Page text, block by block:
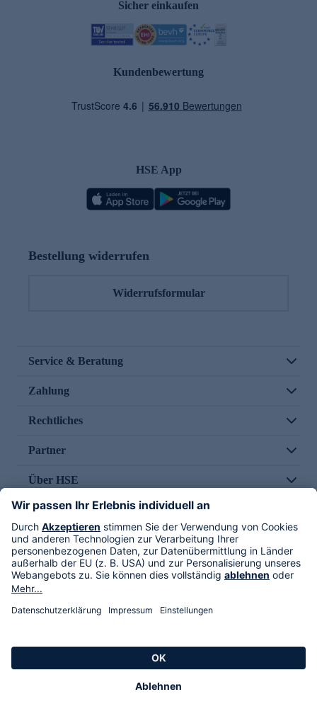
Sicher einkaufen
Kundenbewertung
HSE App
Bestellung widerrufen
Widerrufsformular
Service & Beratung
Zahlung
Rechtliches
Partner
Über HSE
Im TV
HSE International